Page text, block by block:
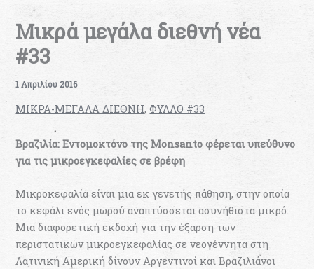
Μικρά μεγάλα διεθνή νέα
#33
1 Απριλίου 2016
ΜΙΚΡΑ-ΜΕΓΑΛΑ ΔΙΕΘΝΗ,ΦΥΛΛΟ #33
Βραζιλία: Εντομοκτόνο της Monsanto φέρεται υπεύθυνο
για τις μικροεγκεφαλίες σε βρέφη
Μικροκεφαλία είναι μια εκ γενετής πάθηση, στην οποία
το κεφάλι ενός μωρού αναπτύσσεται ασυνήθιστα μικρό.
Μια διαφορετική εκδοχή για την έξαρση των
περιστατικών μικροεγκεφαλίας σε νεογέννητα στη
Λατινική Αμερική δίνουν Αργεντινοί και Βραζιλιάνοι